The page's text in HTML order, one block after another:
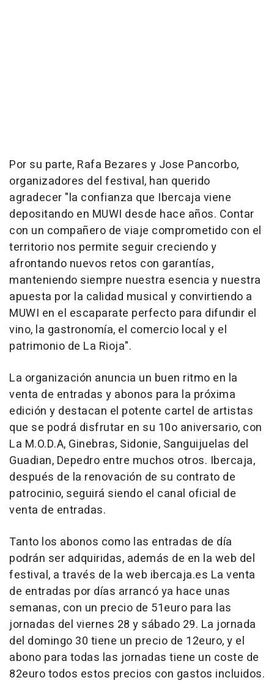
Por su parte, Rafa Bezares y Jose Pancorbo,
organizadores del festival, han querido
agradecer "la confianza que Ibercaja viene
depositando en MUWI desde hace años. Contar
con un compañero de viaje comprometido con el
territorio nos permite seguir creciendo y
afrontando nuevos retos con garantías,
manteniendo siempre nuestra esencia y nuestra
apuesta por la calidad musical y convirtiendo a
MUWI en el escaparate perfecto para difundir el
vino, la gastronomía, el comercio local y el
patrimonio de La Rioja".
La organización anuncia un buen ritmo en la
venta de entradas y abonos para la próxima
edición y destacan el potente cartel de artistas
que se podrá disfrutar en su 10o aniversario, con
La M.O.D.A, Ginebras, Sidonie, Sanguijuelas del
Guadian, Depedro entre muchos otros. Ibercaja,
después de la renovación de su contrato de
patrocinio, seguirá siendo el canal oficial de
venta de entradas.
Tanto los abonos como las entradas de día
podrán ser adquiridas, además de en la web del
festival, a través de la web ibercaja.es La venta
de entradas por días arrancó ya hace unas
semanas, con un precio de 51euro para las
jornadas del viernes 28 y sábado 29. La jornada
del domingo 30 tiene un precio de 12euro, y el
abono para todas las jornadas tiene un coste de
82euro todos estos precios con gastos incluidos.